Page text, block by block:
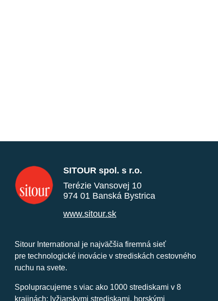
SITOUR spol. s r.o.
Terézie Vansovej 10
974 01 Banská Bystrica
www.sitour.sk
Sitour International je najväčšia firemná sieť
pre technologické inovácie v strediskách cestovného
ruchu na svete.
Spolupracujeme s viac ako 1000 strediskami v 8
krajinách: lyžiarskymi strediskami, horskými